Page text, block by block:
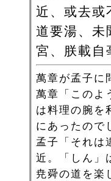
近、或去或
道要湯、未
宮、朕載自
萬章が孟子に
萬章「このよ
は料理の腕を
にあったので
孟子「それは
近。「しん」
尭舜の道を楽